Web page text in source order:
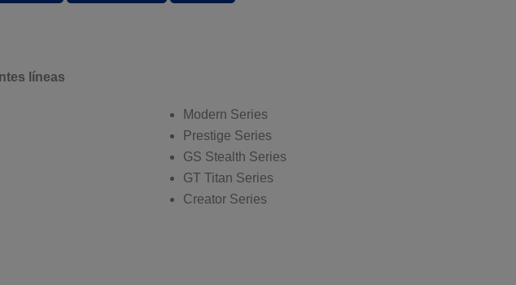
líneas
Modern Series
Prestige Series
GS Stealth Series
GT Titan Series
Creator Series